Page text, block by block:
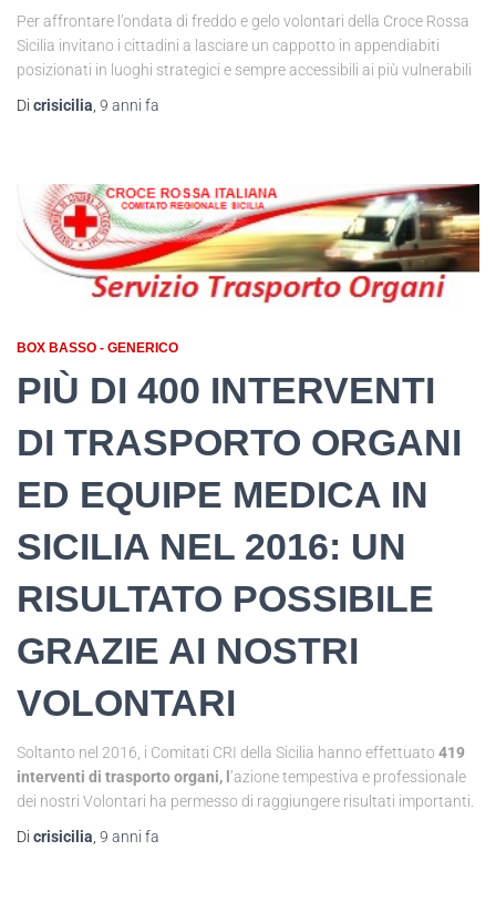
Per affrontare l’ondata di freddo e gelo volontari della Croce Rossa
Sicilia invitano i cittadini a lasciare un cappotto in appendiabiti
posizionati in luoghi strategici e sempre accessibili ai più vulnerabili
Di crisicilia, 9 anni fa
BOX BASSO - GENERICO
PIÙ DI 400 INTERVENTI
DI TRASPORTO ORGANI
ED EQUIPE MEDICA IN
SICILIA NEL 2016: UN
RISULTATO POSSIBILE
GRAZIE AI NOSTRI
VOLONTARI
Soltanto nel 2016, i Comitati CRI della Sicilia hanno effettuato 419
interventi di trasporto organi, l ’azione tempestiva e professionale
dei nostri Volontari ha permesso di raggiungere risultati importanti.
Di crisicilia, 9 anni fa